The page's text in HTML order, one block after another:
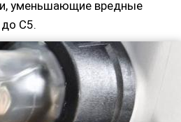
уменьшающие вредные
С5.